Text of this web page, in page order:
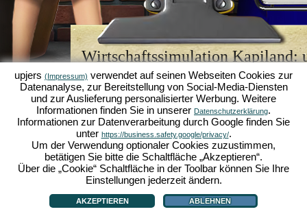
Wirtschaftssimulation Kapiland:
Browsergame-Legende
Kapiland gehört zu den bestenBrowsergames
Retro Gamefür Fans von Wirtschaftssimulationen.
es einst zum "MMO of the Year" gekürt und
strategischenOnline Games . Hier kannst du als
Wirtschaftsimperium aufbauen und in der Welt der
Karriere machen!
upjers (Impressum) verwendet auf seinen Webseiten Cookies zur
Datenanalyse, zur Bereitstellung von Social-Media-Diensten
und zur Auslieferung personalisierter Werbung. Weitere
Informationen finden Sie in unserer Datenschutzerklärung.
Informationen zur Datenverarbeitung durch Google finden Sie
unter https://business.safety.google/privacy/.
Um der Verwendung optionaler Cookies zuzustimmen,
betätigen Sie bitte die Schaltfläche „Akzeptieren“.
Über die „Cookie“ Schaltfläche in der Toolbar können Sie Ihre
Einstellungen jederzeit ändern.
AKZEPTIEREN ABLEHNEN